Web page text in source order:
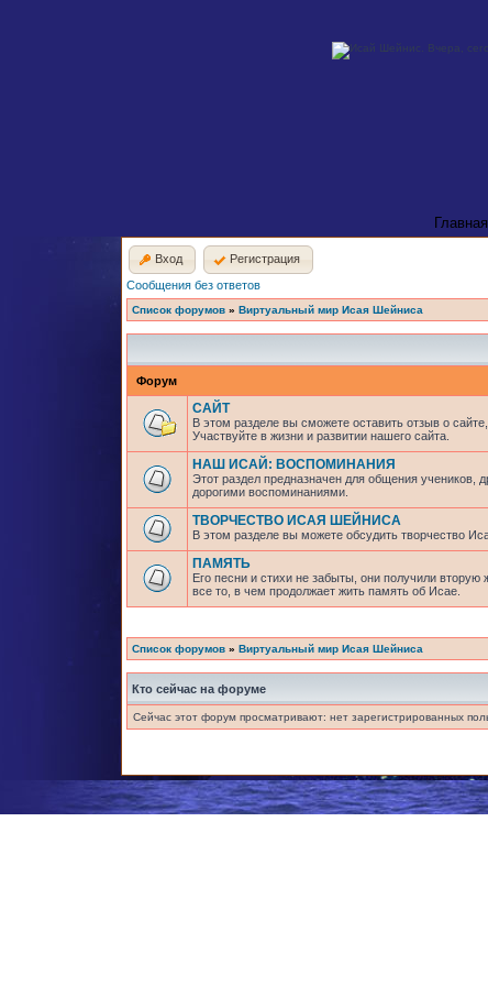
Главная
Вход Регистрация
Сообщения без ответов
Список форумов » Виртуальный мир Исая Шейниса
Форум
САЙТ
В этом разделе вы сможете оставить отзыв о
Участвуйте в жизни и развитии нашего сайта.
НАШ ИСАЙ: ВОСПОМИНАНИЯ
Этот раздел предназначен для общения учеников,
дорогими воспоминаниями.
ТВОРЧЕСТВО ИСАЯ ШЕЙНИСА
В этом разделе вы можете обсудить творчество
ПАМЯТЬ
Его песни и стихи не забыты, они получили
все то, в чем продолжает жить память об Исае.
Список форумов » Виртуальный мир Исая Шейниса
Кто сейчас на форуме
Сейчас этот форум просматривают: нет зарегистрированных